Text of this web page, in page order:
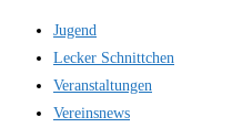
Jugend
Lecker Schnittchen
Veranstaltungen
Vereinsnews